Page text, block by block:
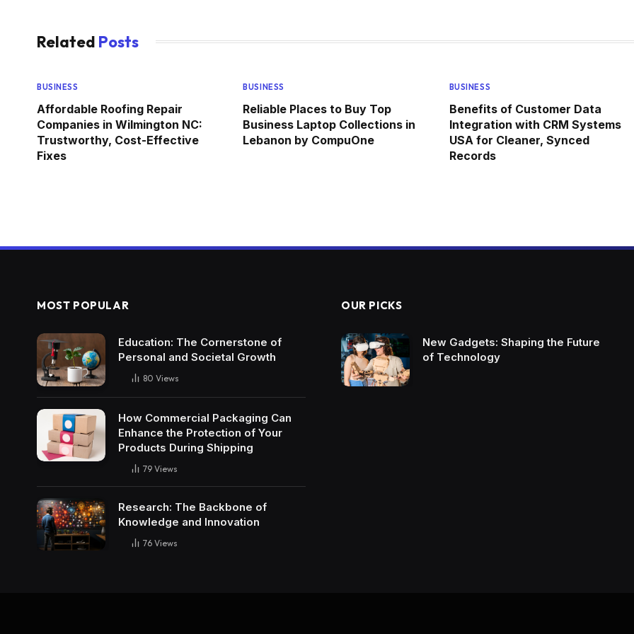
Related Posts
BUSINESS
Affordable Roofing Repair
Companies in Wilmington NC:
Trustworthy, Cost-Effective
Fixes
BUSINESS
Reliable Places to Buy Top
Business Laptop Collections in
Lebanon by CompuOne
BUSINESS
Benefits of Customer Data
Integration with CRM Systems
USA for Cleaner, Synced
Records
MOST POPULAR
Education: The Cornerstone of
Personal and Societal Growth
80 Views
How Commercial Packaging Can
Enhance the Protection of Your
Products During Shipping
79 Views
Research: The Backbone of
Knowledge and Innovation
76 Views
OUR PICKS
New Gadgets: Shaping the Future
of Technology